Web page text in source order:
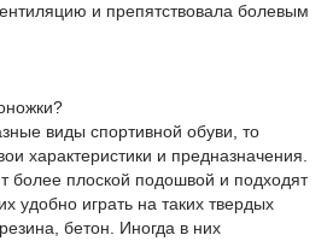
и препятствовала болевым
виды спортивной обуви, то
характеристики и предназначения.
более плоской подошвой и подходят
удобно играть на таких твердых
бетон. Иногда в них